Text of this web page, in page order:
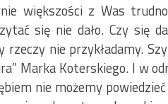
większości z Was
się nie dało. Czy się
nie przykładamy.
Marka Koterskiego. I w
nie możemy